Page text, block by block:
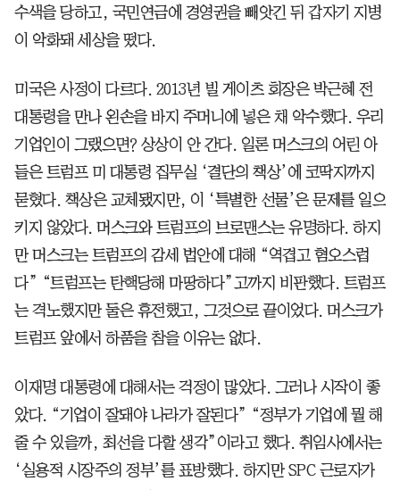
수색을 당하고, 국민연금에 경영권을 빼앗긴 뒤 갑자기 지병
이 악화돼 세상을 떴다.
미국은 사정이 다르다. 2013년 빌 게이츠 회장은 박근혜 전
대통령을 만나 왼손을 바지 주머니에 넣은 채 악수했다. 우리
기업인이 그랬으면? 상상이 안 간다. 일론 머스크의 어린 아
들은 트럼프 미 대통령 집무실 ‘결단의 책상’에 코딱지까지
묻혔다. 책상은 교체됐지만, 이 ‘특별한 선물’은 문제를 일으
키지 않았다. 머스크와 트럼프의 브로맨스는 유명하다. 하지
만 머스크는 트럼프의 감세 법안에 대해 “역겹고 혐오스럽
다” “트럼프는 탄핵당해 마땅하다”고까지 비판했다. 트럼프
는 격노했지만 둘은 휴전했고, 그것으로 끝이었다. 머스크가
트럼프 앞에서 하품을 참을 이유는 없다.
이재명 대통령에 대해서는 걱정이 많았다. 그러나 시작이 좋
았다. “기업이 잘돼야 나라가 잘된다” “정부가 기업에 뭘 해
줄 수 있을까, 최선을 다할 생각”이라고 했다. 취임사에서는
‘실용적 시장주의 정부’를 표방했다. 하지만 SPC 근로자가